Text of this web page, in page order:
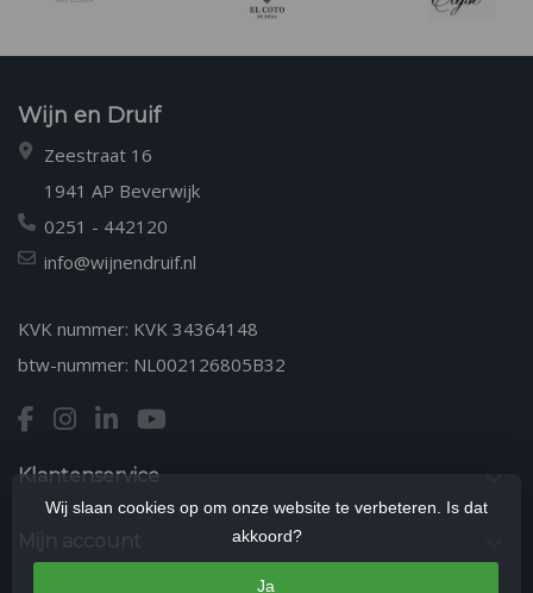
Wijn en Druif
Zeestraat 16
1941 AP Beverwijk
0251 - 442120
info@wijnendruif.nl
KVK nummer: KVK 34364148
btw-nummer: NL002126805B32
Klantenservice
Wij slaan cookies op om onze website te verbeteren. Is dat
akkoord?
Ja